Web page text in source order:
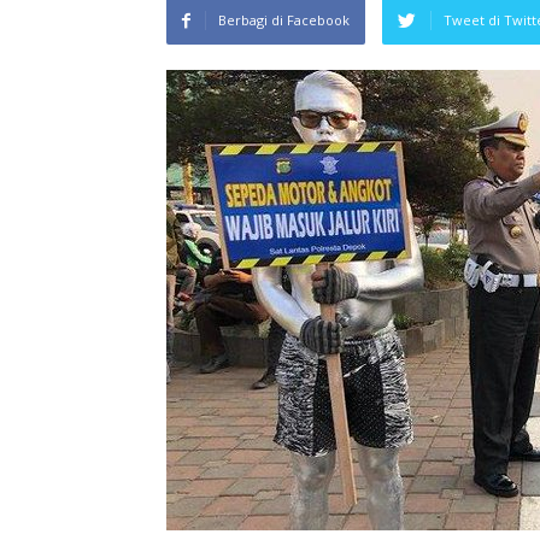
Berbagi di Facebook Tweet di